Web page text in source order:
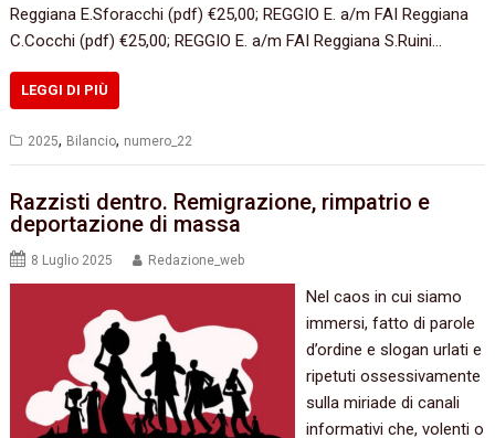
Reggiana E.Sforacchi (pdf) €25,00; REGGIO E. a/m FAI Reggiana
C.Cocchi (pdf) €25,00; REGGIO E. a/m FAI Reggiana S.Ruini…
LEGGI DI PIÙ
2025, Bilancio, numero_22
Razzisti dentro. Remigrazione, rimpatrio e
deportazione di massa
8 Luglio 2025 Redazione_web
Nel caos in cui siamo
immersi, fatto di parole
d’ordine e slogan urlati e
ripetuti ossessivamente
sulla miriade di canali
informativi che, volenti o